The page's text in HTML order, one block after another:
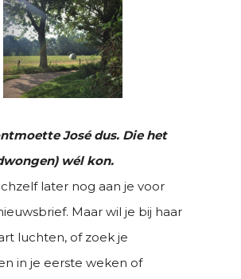
José dus. Die het
wél kon.
later nog aan je voor
Maar wil je bij haar
luchten, of zoek je
in je eerste weken of